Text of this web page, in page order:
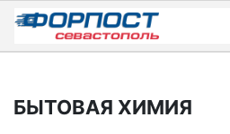
Skip
content
БЫТОВАЯ ХИМИЯ